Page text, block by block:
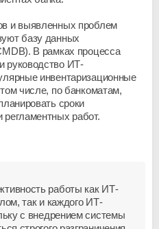
и выявленных проблем
базу данных
В рамках процесса
руководство ИТ-
инвентаризационные
числе, по банкоматам,
сроки
работ.
работы как ИТ-
так и каждого ИТ-
с внедрением системы